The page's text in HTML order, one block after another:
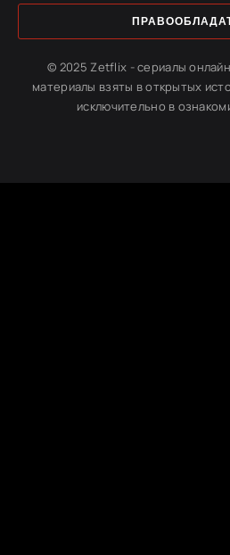
© 2025 Zetflix - сериалы
материалы взяты в открытых
исключительно в